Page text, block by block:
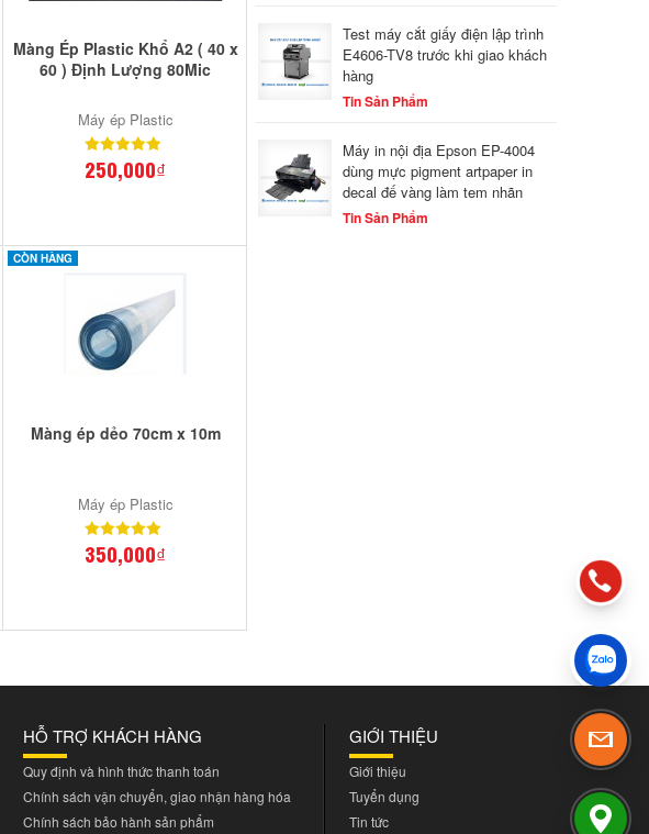
Màng Ép Plastic Khổ A2 ( 40 x
60 ) Định Lượng 80Mic
Máy ép Plastic
250,000₫
CÒN HÀNG
Màng ép dẻo 70cm x 10m
Máy ép Plastic
350,000₫
Test máy cắt giấy điện lập trình
E4606-TV8 trước khi giao khách
hàng
Tin Sản Phẩm
Máy in nội địa Epson EP-4004
dùng mực pigment artpaper in
decal đế vàng làm tem nhãn
Tin Sản Phẩm
HỖ TRỢ KHÁCH HÀNG
Quy định và hình thức thanh toán
Chính sách vận chuyển, giao nhận hàng hóa
Chính sách bảo hành sản phẩm
GIỚI THIỆU
Giới thiệu
Tuyển dụng
Tin tức